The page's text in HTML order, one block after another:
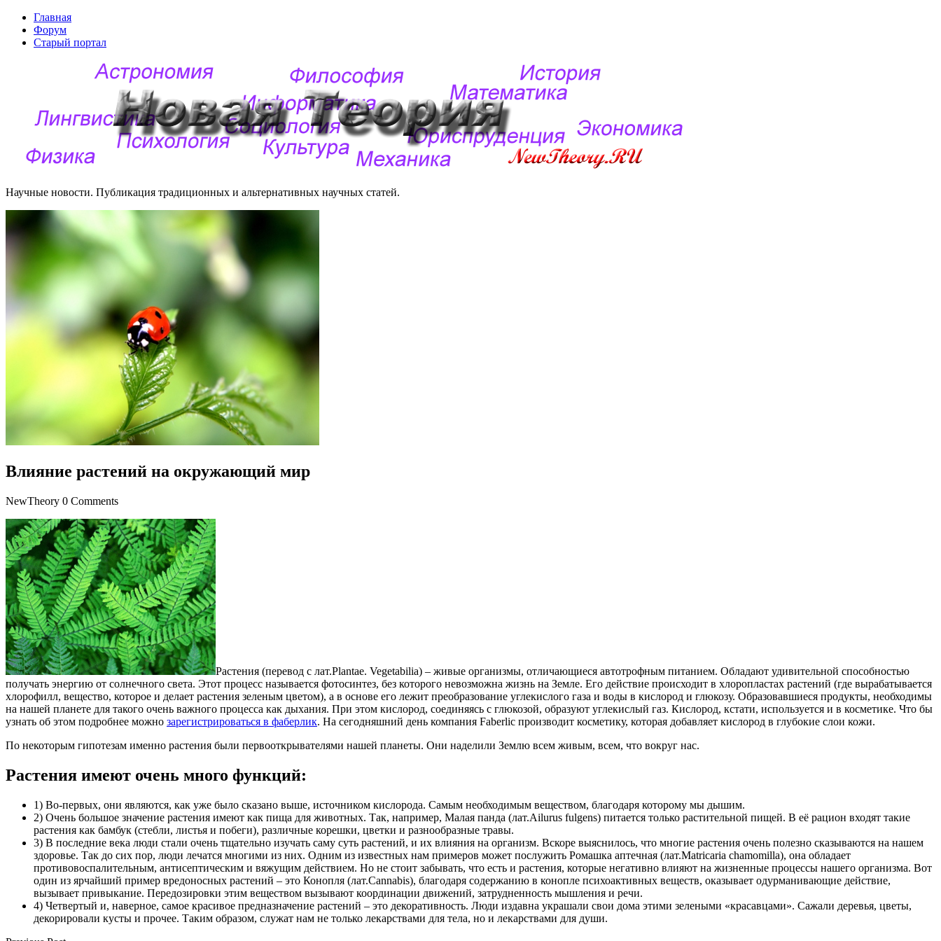
Главная
Форум
Старый портал
Научные новости. Публикация традиционных и альтернативных научных статей.
Влияние растений на окружающий мир
NewTheory 0 Comments
Растения (перевод с лат.Plantae. Vegetabilia) – живые организмы, отличающиеся автотрофным питанием. Обладают удивительной способностью
получать энергию от солнечного света. Этот процесс называется фотосинтез, без которого невозможна жизнь на Земле. Его действие происходит в хлоропластах растений (где вырабатывается
хлорофилл, вещество, которое и делает растения зеленым цветом), а в основе его лежит преобразование углекислого газа и воды в кислород и глюкозу. Образовавшиеся продукты, необходимы
на нашей планете для такого очень важного процесса как дыхания. При этом кислород, соединяясь с глюкозой, образуют углекислый газ. Кислород, кстати, используется и в косметике. Что бы
узнать об этом подробнее можно зарегистрироваться в фаберлик. На сегодняшний день компания Faberlic производит косметику, которая добавляет кислород в глубокие слои кожи.
По некоторым гипотезам именно растения были первооткрывателями нашей планеты. Они наделили Землю всем живым, всем, что вокруг нас.
Растения имеют очень много функций:
1) Во-первых, они являются, как уже было сказано выше, источником кислорода. Самым необходимым веществом, благодаря которому мы дышим.
2) Очень большое значение растения имеют как пища для животных. Так, например, Малая панда (лат.Ailurus fulgens) питается только растительной пищей. В её рацион входят такие
растения как бамбук (стебли, листья и побеги), различные корешки, цветки и разнообразные травы.
3) В последние века люди стали очень тщательно изучать саму суть растений, и их влияния на организм. Вскоре выяснилось, что многие растения очень полезно сказываются на нашем
здоровье. Так до сих пор, люди лечатся многими из них. Одним из известных нам примеров может послужить Ромашка аптечная (лат.Matricaria chamomilla), она обладает
противовоспалительным, антисептическим и вяжущим действием. Но не стоит забывать, что есть и растения, которые негативно влияют на жизненные процессы нашего организма. Вот
один из ярчайший пример вредоносных растений – это Конопля (лат.Cаnnabis), благодаря содержанию в конопле психоактивных веществ, оказывает одурманивающие действие,
вызывает привыкание. Передозировки этим веществом вызывают координации движений, затрудненность мышления и речи.
4) Четвертый и, наверное, самое красивое предназначение растений – это декоративность. Люди издавна украшали свои дома этими зелеными «красавцами». Сажали деревья, цветы,
декорировали кусты и прочее. Таким образом, служат нам не только лекарствами для тела, но и лекарствами для души.